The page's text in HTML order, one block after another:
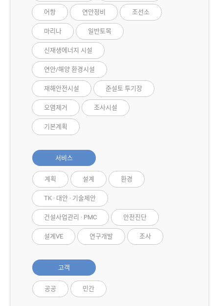
어항 연안정비 조선소
마리나 일반토목
신재생에너지 시설
연안/해양 환경시설
재해안전시설 준설토 투기장
오염제거 조사시설
기본계획
서비스
계획 설계 환경
TK · 대안 · 기술제안
건설사업관리 · PMC 안전진단
설계VE 연구개발 조사
고객
공공 민간